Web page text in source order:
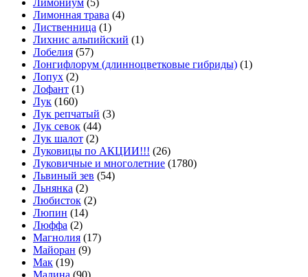
Лимонная трава (4)
Лиственница (1)
Лихнис альпийский (1)
Лобелия (57)
Лонгифлорум (длинноцветковые гибриды) (1)
Лопух (2)
Лофант (1)
Лук (160)
Лук репчатый (3)
Лук севок (44)
Лук шалот (2)
Луковицы по АКЦИИ!!! (26)
Луковичные и многолетние (1780)
Львиный зев (54)
Льнянка (2)
Любисток (2)
Люпин (14)
Люффа (2)
Магнолия (17)
Майоран (9)
Мак (19)
Малина (90)